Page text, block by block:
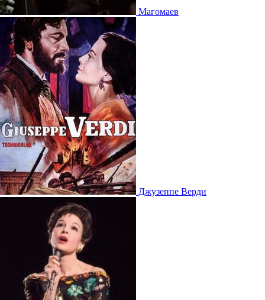
Магомаев
Джузеппе Верди